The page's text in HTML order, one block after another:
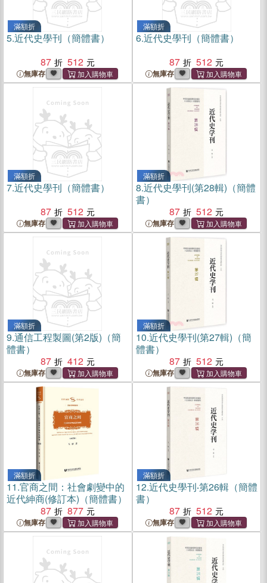
滿額折
5.近代史學刊（簡體書）
87
512
無庫存
滿額折
6.近代史學刊（簡體書）
87
512
無庫存
滿額折
7.近代史學刊（簡體書）
87
512
無庫存
滿額折
8.近代史學刊(第28輯)（簡體
書）
87
512
無庫存
滿額折
9.通信工程製圖(第2版)（簡
體書）
87
412
無庫存
滿額折
10.近代史學刊(第27輯)（簡
體書）
87
512
無庫存
滿額折
11.官商之間：社會劇變中的
近代紳商(修訂本)（簡體書）
87
877
無庫存
滿額折
12.近代史學刊‧第26輯（簡體
書）
87
512
無庫存